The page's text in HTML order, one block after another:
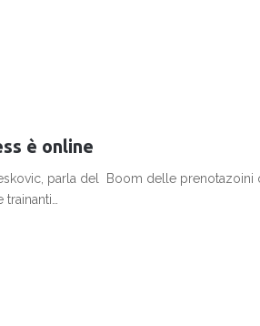
è online
parla del Boom delle prenotazoini